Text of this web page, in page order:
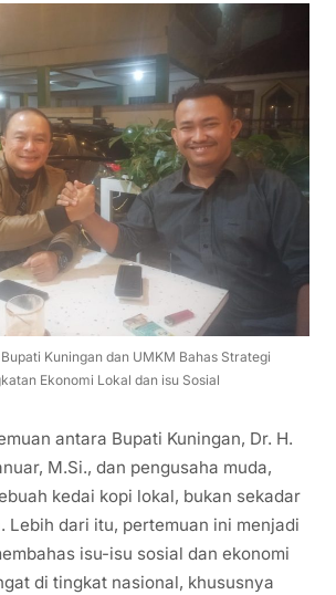
Kuningan dan UMKM Bahas Strategi
Ekonomi Lokal dan isu Sosial
antara Bupati Kuningan, Dr. H.
M.Si., dan pengusaha muda,
kedai kopi lokal, bukan sekadar
Lebih dari itu, pertemuan ini menjadi
isu-isu sosial dan ekonomi
di tingkat nasional, khususnya